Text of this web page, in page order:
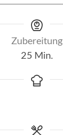
Zubereitung
25 Minuten
Min.